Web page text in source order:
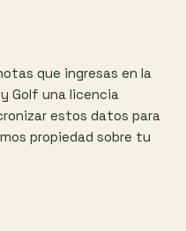
que ingresas en la
Golf una licencia
estos datos para
propiedad sobre tu